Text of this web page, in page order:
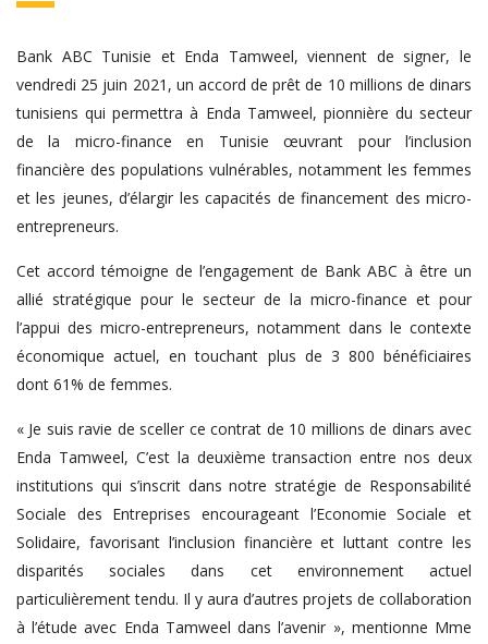
Bank ABC Tunisie et Enda Tamweel, viennent de signer, le
vendredi 25 juin 2021, un accord de prêt de 10 millions de dinars
tunisiens qui permettra à Enda Tamweel, pionnière du secteur
de la micro-finance en Tunisie œuvrant pour l’inclusion
financière des populations vulnérables, notamment les femmes
et les jeunes, d’élargir les capacités de financement des micro-
entrepreneurs.
Cet accord témoigne de l’engagement de Bank ABC à être un
allié stratégique pour le secteur de la micro-finance et pour
l’appui des micro-entrepreneurs, notamment dans le contexte
économique actuel, en touchant plus de 3 800 bénéficiaires
dont 61% de femmes.
« Je suis ravie de sceller ce contrat de 10 millions de dinars avec
Enda Tamweel, C’est la deuxième transaction entre nos deux
institutions qui s’inscrit dans notre stratégie de Responsabilité
Sociale des Entreprises encourageant l’Economie Sociale et
Solidaire, favorisant l’inclusion financière et luttant contre les
disparités sociales dans cet environnement actuel
particulièrement tendu. Il y aura d’autres projets de collaboration
à l’étude avec Enda Tamweel dans l’avenir », mentionne Mme